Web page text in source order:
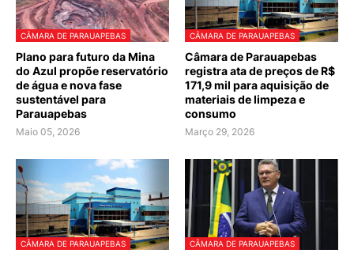
CÂMARA DE PARAUAPEBAS
Plano para futuro da Mina
do Azul propõe reservatório
de água e nova fase
sustentável para
Parauapebas
Maio 05, 2026
CÂMARA DE PARAUAPEBAS
Câmara de Parauapebas
registra ata de preços de R$
171,9 mil para aquisição de
materiais de limpeza e
consumo
Março 29, 2026
CÂMARA DE PARAUAPEBAS CÂMARA DE PARAUAPEBAS